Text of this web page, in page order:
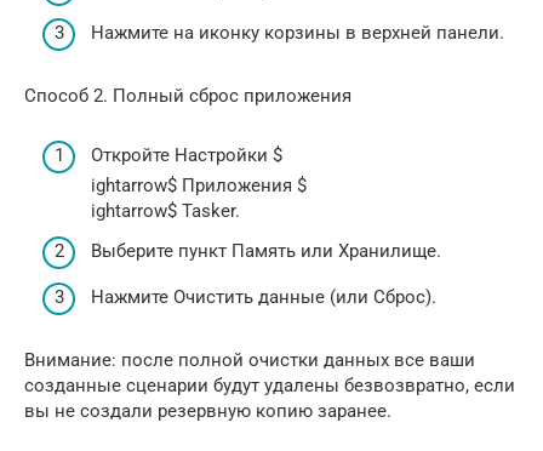
Нажмите на иконку корзины в верхней панели.
Способ 2. Полный сброс приложения
Откройте Настройки $
ightarrow$ Приложения $
ightarrow$ Tasker.
Выберите пункт Память или Хранилище.
Нажмите Очистить данные (или Сброс).
Внимание: после полной очистки данных все ваши
созданные сценарии будут удалены безвозвратно, если
вы не создали резервную копию заранее.